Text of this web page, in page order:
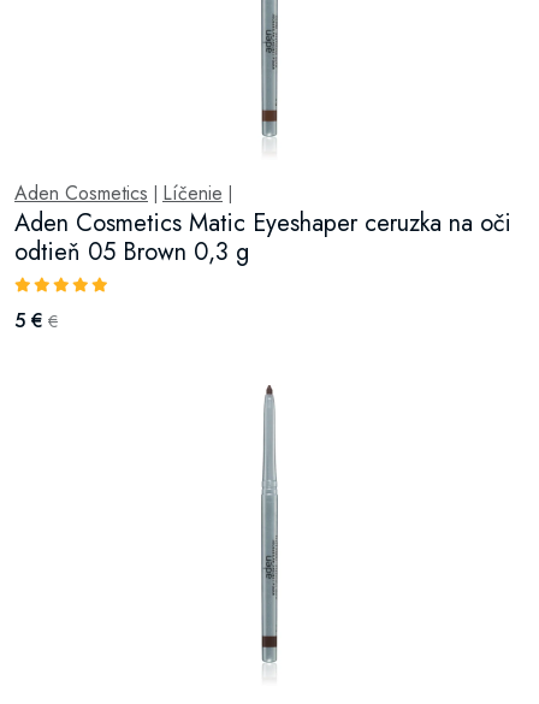
Aden Cosmetics Líčenie
Aden Cosmetics Matic Eyeshaper ceruzka na oči
odtieň 05 Brown 0,3 g
5 € €